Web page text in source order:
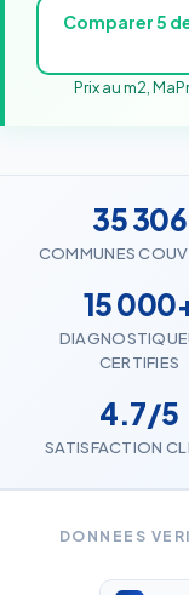
Comparer 5
Prix au m2,
35 306
COMMUNES
15
CERTIFIES
4.7/5
SATISFACTION
DONNEES